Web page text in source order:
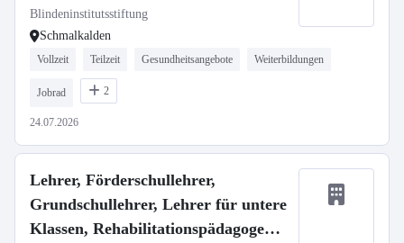
Blindeninstitutsstiftung
Schmalkalden
Vollzeit Teilzeit Gesundheitsangebote Weiterbildungen
Jobrad 2
24.07.2026
Lehrer, Förderschullehrer,
Grundschullehrer, Lehrer für untere
Klassen, Rehabilitationspädagoge